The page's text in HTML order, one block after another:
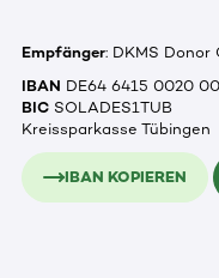
Empfänger: DKMS Donor
IBAN DE64 6415 0020
BIC SOLADES1TUB
Kreissparkasse Tübingen
IBAN KOPIEREN